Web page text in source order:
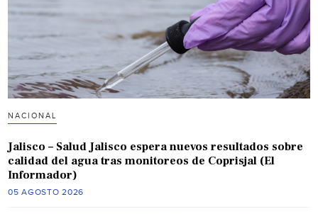
NACIONAL
Jalisco – Salud Jalisco espera nuevos resultados sobre
calidad del agua tras monitoreos de Coprisjal (El
Informador)
05 AGOSTO 2026